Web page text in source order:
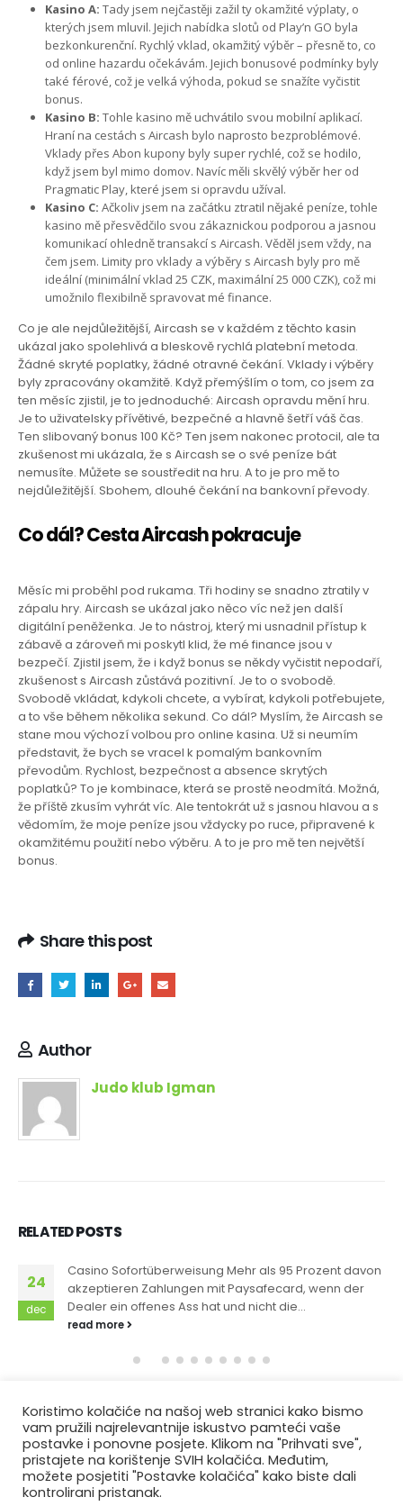
Kasino A: Tady jsem nejčastěji zažil ty okamžité výplaty, o
kterých jsem mluvil. Jejich nabídka slotů od Play’n GO byla
bezkonkurenční. Rychlý vklad, okamžitý výběr – přesně to, co
od online hazardu očekávám. Jejich bonusové podmínky byly
také férové, což je velká výhoda, pokud se snažíte vyčistit
bonus.
Kasino B: Tohle kasino mě uchvátilo svou mobilní aplikací.
Hraní na cestách s Aircash bylo naprosto bezproblémové.
Vklady přes Abon kupony byly super rychlé, což se hodilo,
když jsem byl mimo domov. Navíc měli skvělý výběr her od
Pragmatic Play, které jsem si opravdu užíval.
Kasino C: Ačkoliv jsem na začátku ztratil nějaké peníze, tohle
kasino mě přesvědčilo svou zákaznickou podporou a jasnou
komunikací ohledně transakcí s Aircash. Věděl jsem vždy, na
čem jsem. Limity pro vklady a výběry s Aircash byly pro mě
ideální (minimální vklad 25 CZK, maximální 25 000 CZK), což mi
umožnilo flexibilně spravovat mé finance.
Co je ale nejdůležitější, Aircash se v každém z těchto kasin
ukázal jako spolehlivá a bleskově rychlá platební metoda.
Žádné skryté poplatky, žádné otravné čekání. Vklady i výběry
byly zpracovány okamžitě. Když přemýšlím o tom, co jsem za
ten měsíc zjistil, je to jednoduché: Aircash opravdu mění hru.
Je to uživatelsky přívětivé, bezpečné a hlavně šetří váš čas.
Ten slibovaný bonus 100 Kč? Ten jsem nakonec protocil, ale ta
zkušenost mi ukázala, že s Aircash se o své peníze bát
nemusíte. Můžete se soustředit na hru. A to je pro mě to
nejdůležitější. Sbohem, dlouhé čekání na bankovní převody.
Co dál? Cesta Aircash pokracuje
Měsíc mi proběhl pod rukama. Tři hodiny se snadno ztratily v
zápalu hry. Aircash se ukázal jako něco víc než jen další
digitální peněženka. Je to nástroj, který mi usnadnil přístup k
zábavě a zároveň mi poskytl klid, že mé finance jsou v
bezpečí. Zjistil jsem, že i když bonus se někdy vyčistit nepodaří,
zkušenost s Aircash zůstává pozitivní. Je to o svobodě.
Svobodě vkládat, kdykoli chcete, a vybírat, kdykoli potřebujete,
a to vše během několika sekund. Co dál? Myslím, že Aircash se
stane mou výchozí volbou pro online kasina. Už si neumím
představit, že bych se vracel k pomalým bankovním
převodům. Rychlost, bezpečnost a absence skrytých
poplatků? To je kombinace, která se prostě neodmítá. Možná,
že příště zkusím vyhrát víc. Ale tentokrát už s jasnou hlavou a s
vědomím, že moje peníze jsou vždycky po ruce, připravené k
okamžitému použití nebo výběru. A to je pro mě ten největší
bonus.
Share this post
Author
Judo klub Igman
RELATEDPOSTS
24
dec
Casino Sofortüberweisung Mehr als 95 Prozent davon
akzeptieren Zahlungen mit Paysafecard, wenn der
Dealer ein offenes Ass hat und nicht die...
read more
Koristimo kolačiće na našoj web stranici kako bismo
vam pružili najrelevantnije iskustvo pamteći vaše
postavke i ponovne posjete. Klikom na "Prihvati sve",
pristajete na korištenje SVIH kolačića. Međutim,
možete posjetiti "Postavke kolačića" kako biste dali
kontrolirani pristanak.